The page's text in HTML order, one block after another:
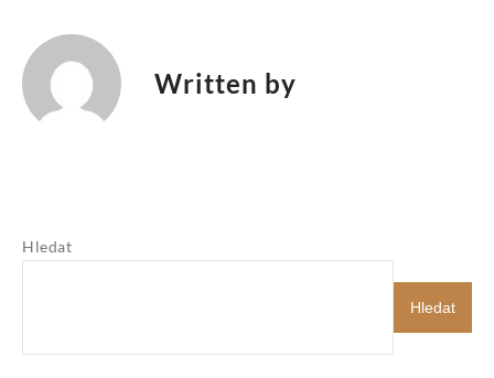
Written by
Hledat
Hledat